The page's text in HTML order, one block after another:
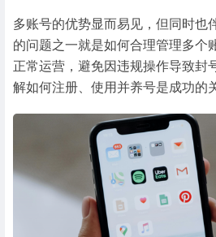
多账号的优势显而易见，但同时也
的问题之一就是如何合理管理多个
正常运营，避免因违规操作导致封
解如何注册、使用并养号是成功的